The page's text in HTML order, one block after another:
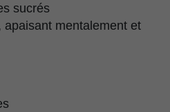
sucrés
mentalement et